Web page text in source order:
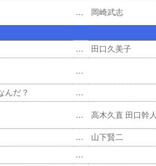
… 岡崎武志
… 田口久美子
…
んだ？ …
… 高木久直 田口幹人
… 山下賢二
…